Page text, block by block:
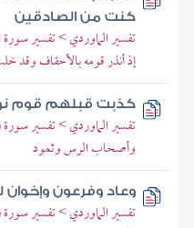
كنت من الصادقين
تفسير الماوردي > تفسير
إذ أنذر قومه بالأحقاف وقد
كذبت قبلهم قوم
تفسير الماوردي > تفسير
وأصحاب الرس وثمود
وعاد وفرعون وإخوان
تفسير الماوردي > تفسير